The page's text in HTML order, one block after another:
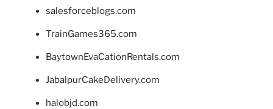
salesforceblogs.com
TrainGames365.com
BaytownEvaCationRentals.com
JabalpurCakeDelivery.com
halobjd.com